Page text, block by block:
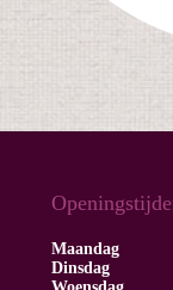
Maandag
Dinsdag